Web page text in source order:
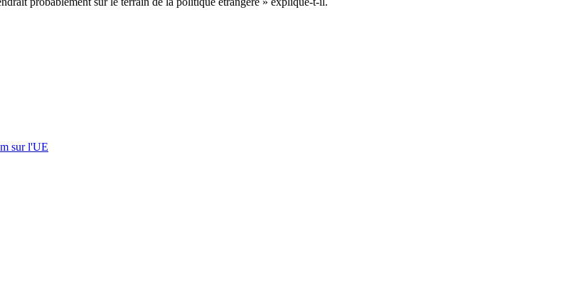
sur l'UE